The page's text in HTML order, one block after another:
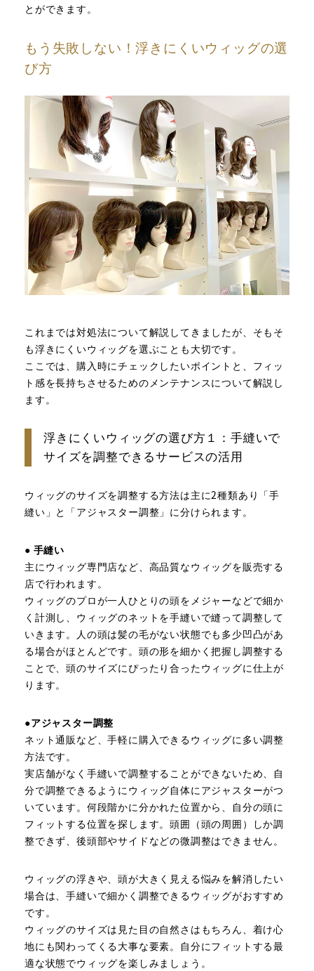
とができます。
もう失敗しない！浮きにくいウィッグの選
び方
これまでは対処法について解説してきましたが、そもそ
も浮きにくいウィッグを選ぶことも大切です。
ここでは、購入時にチェックしたいポイントと、フィッ
ト感を長持ちさせるためのメンテナンスについて解説し
ます。
浮きにくいウィッグの選び方１：手縫いで
サイズを調整できるサービスの活用
ウィッグのサイズを調整する方法は主に2種類あり「手
縫い」と「アジャスター調整」に分けられます。
● 手縫い
主にウィッグ専門店など、高品質なウィッグを販売する
店で行われます。
ウィッグのプロが一人ひとりの頭をメジャーなどで細か
く計測し、ウィッグのネットを手縫いで縫って調整して
いきます。人の頭は髪の毛がない状態でも多少凹凸があ
る場合がほとんどです。頭の形を細かく把握し調整する
ことで、頭のサイズにぴったり合ったウィッグに仕上が
ります。
●アジャスター調整
ネット通販など、手軽に購入できるウィッグに多い調整
方法です。
実店舗がなく手縫いで調整することができないため、自
分で調整できるようにウィッグ自体にアジャスターがつ
いています。何段階かに分かれた位置から、自分の頭に
フィットする位置を探します。頭囲（頭の周囲）しか調
整できず、後頭部やサイドなどの微調整はできません。
ウィッグの浮きや、頭が大きく見える悩みを解消したい
場合は、手縫いで細かく調整できるウィッグがおすすめ
です。
ウィッグのサイズは見た目の自然さはもちろん、着け心
地にも関わってくる大事な要素。自分にフィットする最
適な状態でウィッグを楽しみましょう。